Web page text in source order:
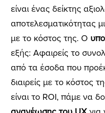
είναι ένας δείκτης
αποτελεσματικότητας
με το κόστος της. Ο
εξής: Αφαιρείς το
από τα έσοδα που
διαιρείς με το κόστος
είναι το ROI, πάμε να